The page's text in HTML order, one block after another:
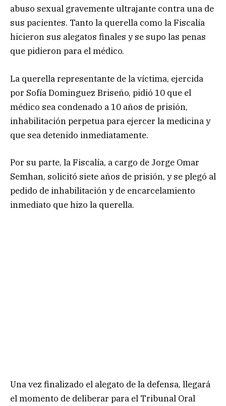
abuso sexual gravemente ultrajante contra una de
sus pacientes. Tanto la querella como la Fiscalía
hicieron sus alegatos finales y se supo las penas
que pidieron para el médico.
La querella representante de la víctima, ejercida
por Sofía Dominguez Briseño, pidió 10 que el
médico sea condenado a 10 años de prisión,
inhabilitación perpetua para ejercer la medicina y
que sea detenido inmediatamente.
Por su parte, la Fiscalía, a cargo de Jorge Omar
Semhan, solicitó siete años de prisión, y se plegó al
pedido de inhabilitación y de encarcelamiento
inmediato que hizo la querella.
Una vez finalizado el alegato de la defensa, llegará
el momento de deliberar para el Tribunal Oral